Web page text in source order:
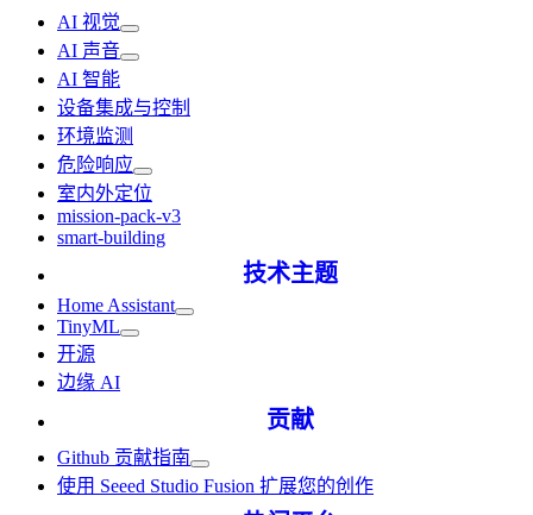
AI 视觉
AI 声音
AI 智能
设备集成与控制
环境监测
危险响应
室内外定位
mission-pack-v3
smart-building
技术主题
Home Assistant
TinyML
开源
边缘 AI
贡献
Github 贡献指南
使用 Seeed Studio Fusion 扩展您的创作